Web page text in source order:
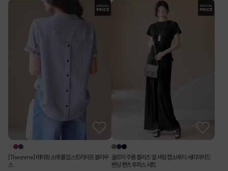
[Theonme] 테이핑 소매 롤업 스트라이프 블라우
스
클로이 주름 플리츠 옆 셔링 캡소매 티 세미와이드
밴딩 팬츠 투피스 세트